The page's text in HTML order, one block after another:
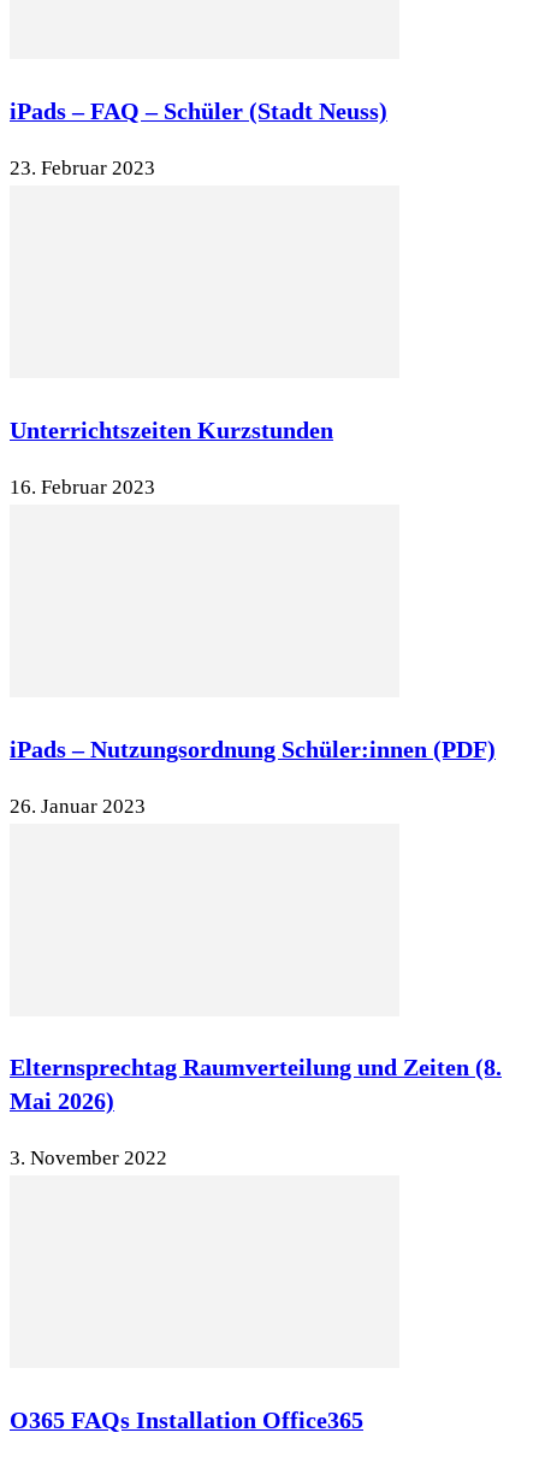
iPads – FAQ – Schüler (Stadt Neuss)
23. Februar 2023
Unterrichtszeiten Kurzstunden
16. Februar 2023
iPads – Nutzungsordnung Schüler:innen (PDF)
26. Januar 2023
Elternsprechtag Raumverteilung und Zeiten (8.
Mai 2026)
3. November 2022
O365 FAQs Installation Office365